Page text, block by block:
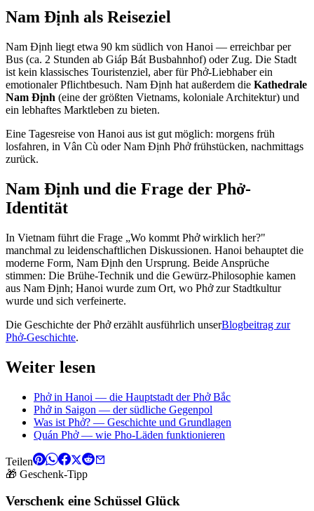
Nam Định als Reiseziel
Nam Định liegt etwa 90 km südlich von Hanoi — erreichbar per
Bus (ca. 2 Stunden ab Giáp Bát Busbahnhof) oder Zug. Die Stadt
ist kein klassisches Touristenziel, aber für Phở-Liebhaber ein
emotionaler Pflichtbesuch. Nam Định hat außerdem die Kathedrale
Nam Định (eine der größten Vietnams, koloniale Architektur) und
ein lebhaftes Marktleben zu bieten.
Eine Tagesreise von Hanoi aus ist gut möglich: morgens früh
losfahren, in Vân Cù oder Nam Định Phở frühstücken, nachmittags
zurück.
Nam Định und die Frage der Phở-
Identität
In Vietnam führt die Frage „Wo kommt Phở wirklich her?"
manchmal zu leidenschaftlichen Diskussionen. Hanoi behauptet die
moderne Form, Nam Định den Ursprung. Beide Ansprüche
stimmen: Die Brühe-Technik und die Gewürz-Philosophie kamen
aus Nam Định; Hanoi wurde zum Ort, wo Phở zur Stadtkultur
wurde und sich verfeinerte.
Die Geschichte der Phở erzählt ausführlich unserBlogbeitrag zur
Phở-Geschichte.
Weiter lesen
Phở in Hanoi — die Hauptstadt der Phở Bắc
Phở in Saigon — der südliche Gegenpol
Was ist Phở? — Geschichte und Grundlagen
Quán Phở — wie Pho-Läden funktionieren
Teilen
🎁 Geschenk-Tipp
Verschenk eine Schüssel Glück